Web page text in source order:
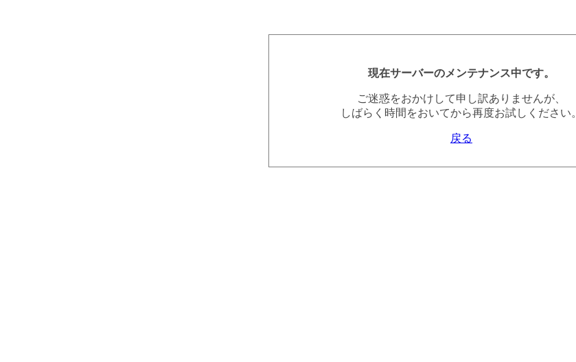
現在サーバーのメンテナンス中です。
ご迷惑をおかけして申し訳ありませんが、
しばらく時間をおいてから再度お試しください。
戻る